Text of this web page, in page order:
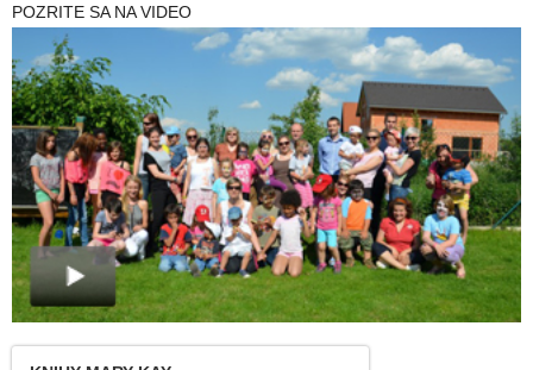
POZRITE SA NA VIDEO